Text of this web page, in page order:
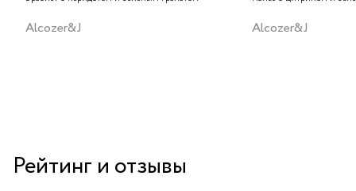
Alcozer&J Alcozer&J
Рейтинг и отзывы